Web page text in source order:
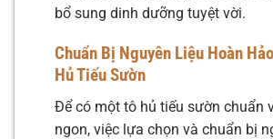
bổ sung dinh dưỡng tuyệt vời.
Chuẩn Bị Nguyên Liệu Hoàn
Hủ Tiếu Sườn
Để có một tô hủ tiếu sườn chuẩn
ngon, việc lựa chọn và chuẩn bị